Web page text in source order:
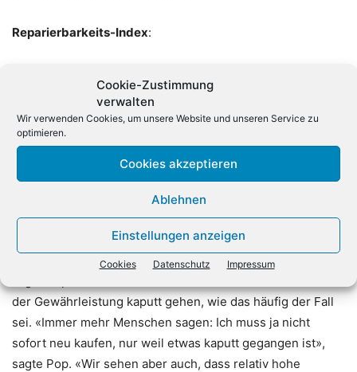
Cookie-Zustimmung
verwalten
Wir verwenden Cookies, um unsere Website und unseren Service zu
optimieren.
Cookies akzeptieren
Ablehnen
Einstellungen anzeigen
Cookies Datenschutz Impressum
Reparierbarkeits-Index:
zuvor Lemke einen Reparierbarkeits-Index als zentral. Die
Verbraucherschützerin sagte: «Andere Länder wie
Frankreich gehen voran.» Mit dem französischen
Reparatur-Index könnten Verbraucher Geräte danach
beurteilen, wie gut sie reparierbar seien. «Das wäre für
Deutschland nicht nur denkbar, sondern auch
wünschenswert.»
Denn viele wünschten sich, dass die Geräte länger halten,
der Gewährleistung kaputt gehen, wie das häufig der Fall
sei. «Immer mehr Menschen sagen: Ich muss ja nicht
sofort neu kaufen, nur weil etwas kaputt gegangen ist»,
sagte Pop. «Wir sehen aber auch, dass relativ hohe